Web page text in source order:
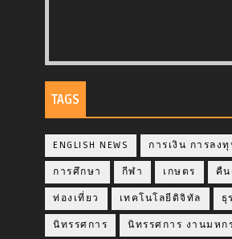
TAGS
ENGLISH NEWS การเงิน การลง
การศึกษา กีฬา เกษตร คื
ท่องเที่ยว เทคโนโลยีดิจิทัล ธุ
นิทรรศการ นิทรรศการ งานมหก